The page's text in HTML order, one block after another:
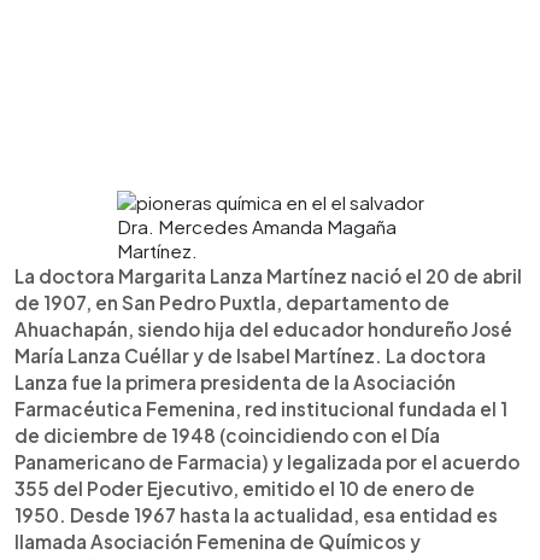
Dra. Mercedes Amanda Magaña
Martínez.
La doctora Margarita Lanza Martínez nació el 20 de abril
de 1907, en San Pedro Puxtla, departamento de
Ahuachapán, siendo hija del educador hondureño José
María Lanza Cuéllar y de Isabel Martínez. La doctora
Lanza fue la primera presidenta de la Asociación
Farmacéutica Femenina, red institucional fundada el 1
de diciembre de 1948 (coincidiendo con el Día
Panamericano de Farmacia) y legalizada por el acuerdo
355 del Poder Ejecutivo, emitido el 10 de enero de
1950. Desde 1967 hasta la actualidad, esa entidad es
llamada Asociación Femenina de Químicos y